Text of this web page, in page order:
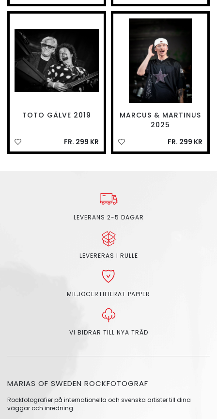
TOTO GÄLVE 2019
FR. 299 KR
MARCUS & MARTINUS
2025
FR. 299 KR
LEVERANS 2-5 DAGAR
LEVERERAS I RULLE
MILJÖCERTIFIERAT PAPPER
VI BIDRAR TILL NYA TRÄD
MARIAS OF SWEDEN ROCKFOTOGRAF
Rockfotografier på internationella och svenska artister till dina
väggar och inredning.